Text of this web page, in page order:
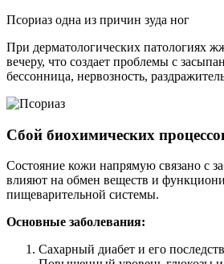
Псориаз одна из причин зуда ног
При дерматологических патологиях
вечеру, что создает проблемы с
бессонница, нервозность,
Сбой биохимических
Состояние кожи напрямую связано с
влияют на обмен веществ и
пищеварительной системы.
Основные заболевания:
Сахарный диабет и его